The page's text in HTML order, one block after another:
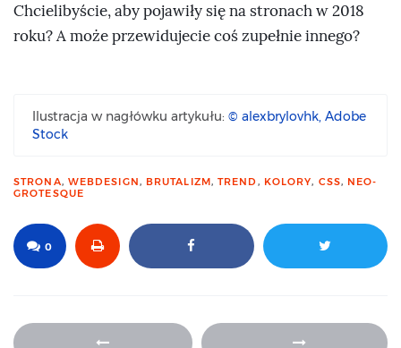
Chcielibyście, aby pojawiły się na stronach w 2018
roku? A może przewidujecie coś zupełnie innego?
Ilustracja w nagłówku artykułu: © alexbrylovhk, Adobe
Stock
STRONA, WEBDESIGN, BRUTALIZM,TREND, KOLORY, CSS, NEO-
GROTESQUE
0